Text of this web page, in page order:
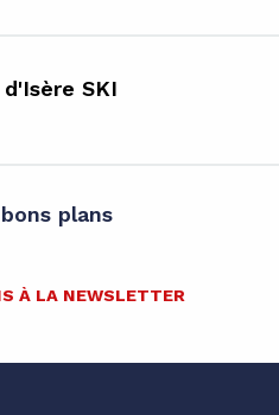
SKI
plans
À LA NEWSLETTER